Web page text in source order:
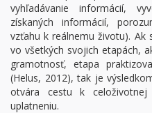
vyhľadávanie informácií,
získaných informácií,
vzťahu k reálnemu životu). Ak
vo všetkých svojich etapách,
gramotnosť, etapa
(Helus, 2012), tak je
otvára cestu k celoživotnej
uplatneniu.